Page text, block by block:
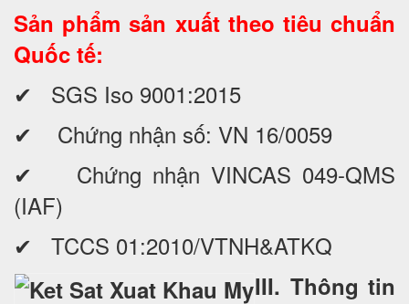
Sản phẩm sản xuất theo tiêu chuẩn
Quốc tế:
✔ SGS Iso 9001:2015
✔ Chứng nhận số: VN 16/0059
✔ Chứng nhận VINCAS 049-QMS
(IAF)
✔ TCCS 01:2010/VTNH&ATKQ
III. Thông tin